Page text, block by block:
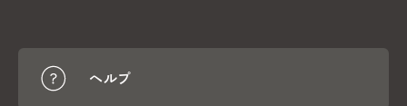
ヘルプ